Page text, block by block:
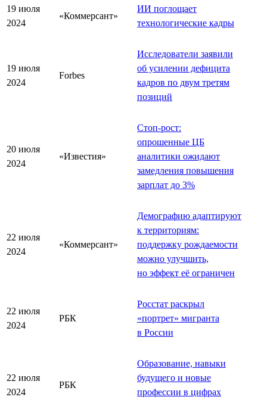
19 июля
2024
«Коммерсант»
ИИ поглощает
технологические кадры
19 июля
2024
Forbes
Исследователи заявили
об усилении дефицита
кадров по двум третям
позиций
20 июля
2024
«Известия»
Стоп-рост:
опрошенные ЦБ
аналитики ожидают
замедления повышения
зарплат до 3%
22 июля
2024
«Коммерсант»
Демографию адаптируют
к территориям:
поддержку рождаемости
можно улучшить,
но эффект её ограничен
22 июля
2024
РБК
Росстат раскрыл
«портрет» мигранта
в России
22 июля
2024
РБК
Образование, навыки
будущего и новые
профессии в цифрах